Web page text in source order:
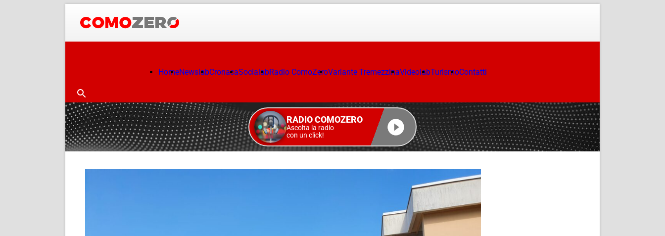
HomeNewslabCronacaSocialabRadio ComoZeroVariante TremezzinaVideolabTurismoContatti
RADIO COMOZERO
Ascolta la radio
con un click!